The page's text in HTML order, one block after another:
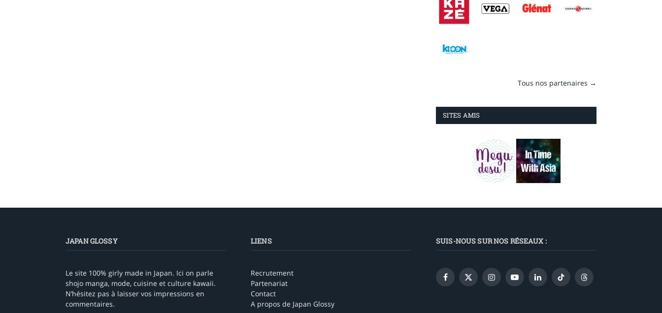
Tous nos partenaires →
SITES AMIS
JAPAN GLOSSY
Le site 100% girly made in Japan. Ici on parle
shojo manga, mode, cuisine et culture kawaii.
N’hésitez pas à laisser vos impressions en
commentaires.
LIENS
Recrutement
Partenariat
Contact
A propos de Japan Glossy
SUIS-NOUS SUR NOS RÉSEAUX :
Facebook
X
InstagramYouTubeLinkedInTikTok Threads